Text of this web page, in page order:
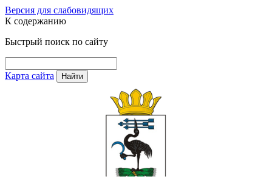
Версия для слабовидящих
К содержанию
Быстрый поиск по сайту
Карта сайта Найти